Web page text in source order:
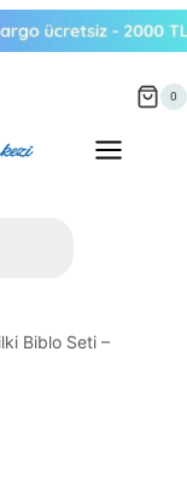
0
Biblo Seti –